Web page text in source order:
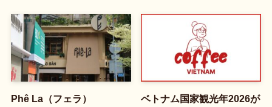
Phê La（フェラ）
ベトナム国家観光年2026が